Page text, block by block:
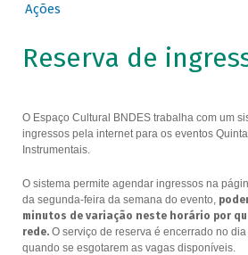
Ações
Reserva de
O Espaço Cultural BNDES trabalha com um
ingressos pela internet para os eventos
Instrumentais.
O sistema permite agendar ingressos na
da segunda-feira da semana do evento,
minutos de variação neste horário por
rede.O serviço de reserva é encerrado no
quando se esgotarem as vagas disponíveis.